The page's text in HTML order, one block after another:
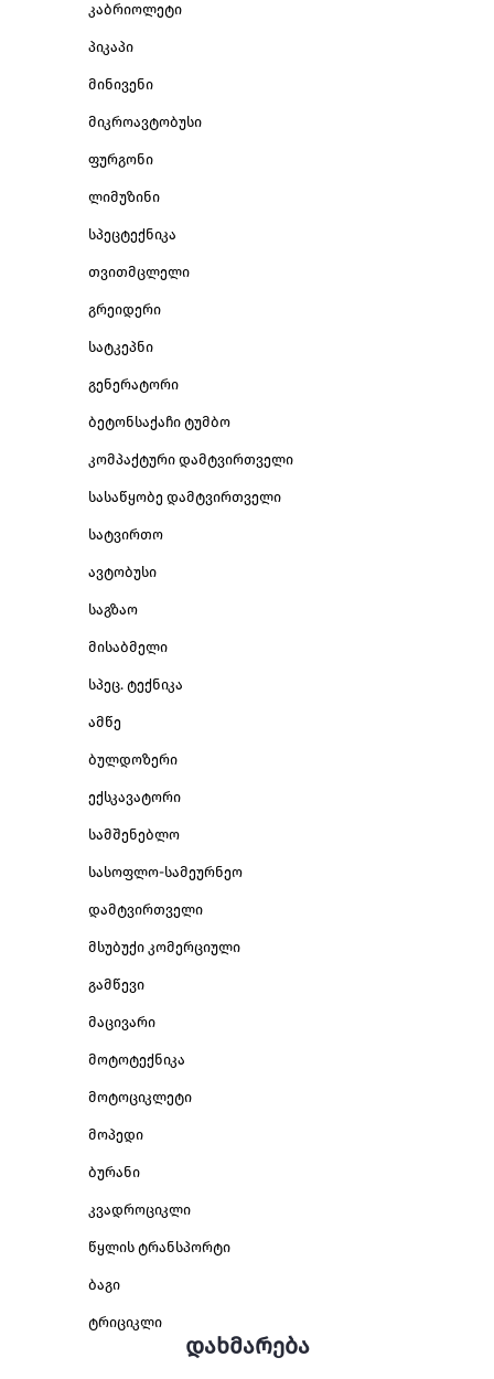
კაბრიოლეტი
პიკაპი
მინივენი
მიკროავტობუსი
ფურგონი
ლიმუზინი
სპეცტექნიკა
თვითმცლელი
გრეიდერი
სატკეპნი
გენერატორი
ბეტონსაქაჩი ტუმბო
კომპაქტური დამტვირთველი
სასაწყობე დამტვირთველი
სატვირთო
ავტობუსი
საგზაო
მისაბმელი
სპეც. ტექნიკა
ამწე
ბულდოზერი
ექსკავატორი
სამშენებლო
სასოფლო-სამეურნეო
დამტვირთველი
მსუბუქი კომერციული
გამწევი
მაცივარი
მოტოტექნიკა
მოტოციკლეტი
მოპედი
ბურანი
კვადროციკლი
წყლის ტრანსპორტი
ბაგი
ტრიციკლი
დახმარება